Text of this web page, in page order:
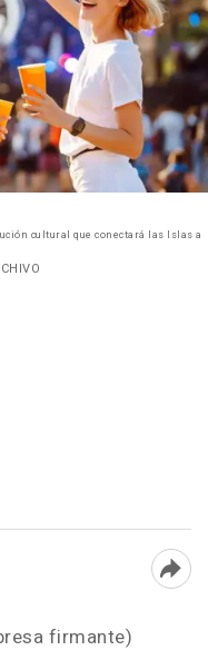
cultural que conectará las Islas a
firmante)